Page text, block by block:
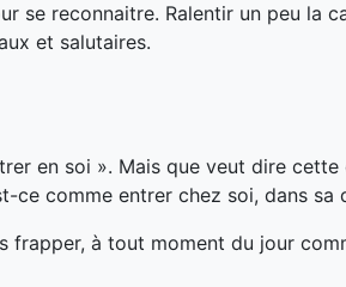
se reconnaitre. Ralentir un peu la
et salutaires.
en soi ». Mais que veut dire
ce comme entrer chez soi, dans sa
frapper, à tout moment du jour